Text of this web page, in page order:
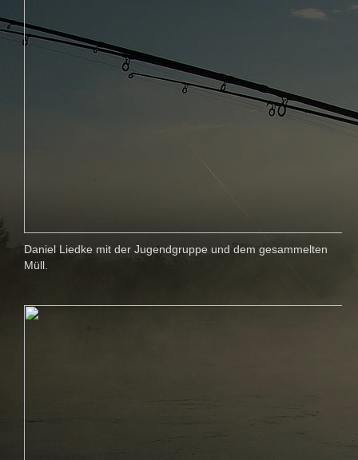
Daniel Liedke mit der Jugendgruppe und dem gesammelten
Müll.